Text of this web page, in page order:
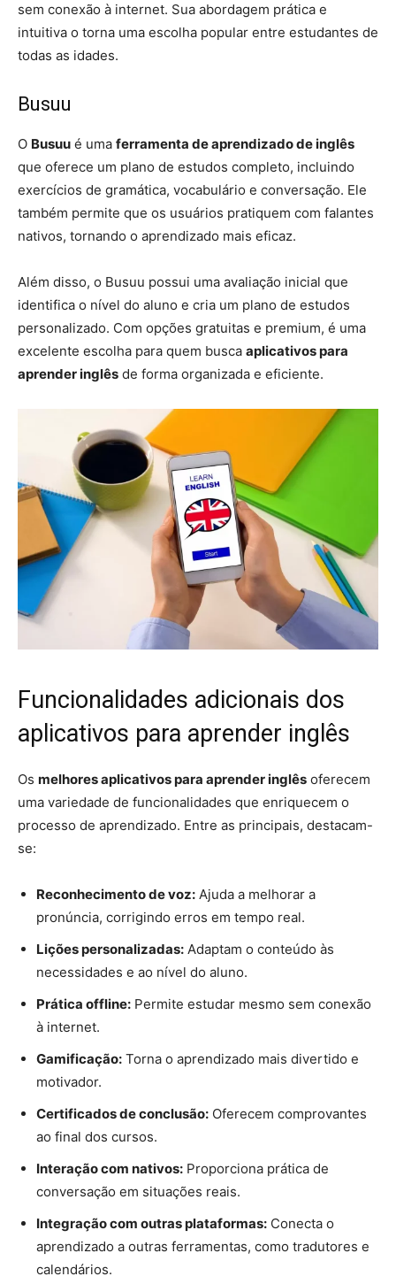
sem conexão à internet. Sua abordagem prática e
intuitiva o torna uma escolha popular entre estudantes de
todas as idades.
Busuu
O Busuu é uma ferramenta de aprendizado de inglês
que oferece um plano de estudos completo, incluindo
exercícios de gramática, vocabulário e conversação. Ele
também permite que os usuários pratiquem com falantes
nativos, tornando o aprendizado mais eficaz.
Além disso, o Busuu possui uma avaliação inicial que
identifica o nível do aluno e cria um plano de estudos
personalizado. Com opções gratuitas e premium, é uma
excelente escolha para quem busca aplicativos para
aprender inglês de forma organizada e eficiente.
Funcionalidades adicionais dos
aplicativos para aprender inglês
Os melhores aplicativos para aprender inglês oferecem
uma variedade de funcionalidades que enriquecem o
processo de aprendizado. Entre as principais, destacam-
se:
Reconhecimento de voz: Ajuda a melhorar a
pronúncia, corrigindo erros em tempo real.
Lições personalizadas: Adaptam o conteúdo às
necessidades e ao nível do aluno.
Prática offline: Permite estudar mesmo sem conexão
à internet.
Gamificação: Torna o aprendizado mais divertido e
motivador.
Certificados de conclusão: Oferecem comprovantes
ao final dos cursos.
Interação com nativos: Proporciona prática de
conversação em situações reais.
Integração com outras plataformas: Conecta o
aprendizado a outras ferramentas, como tradutores e
calendários.